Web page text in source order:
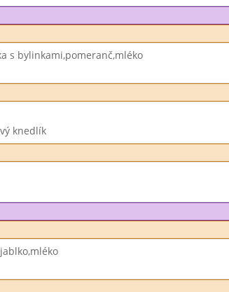
s bylinkami,pomeranč,mléko
knedlík